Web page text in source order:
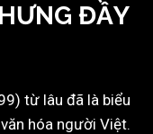
ĐẦY
từ lâu đã là biểu
hóa người Việt.